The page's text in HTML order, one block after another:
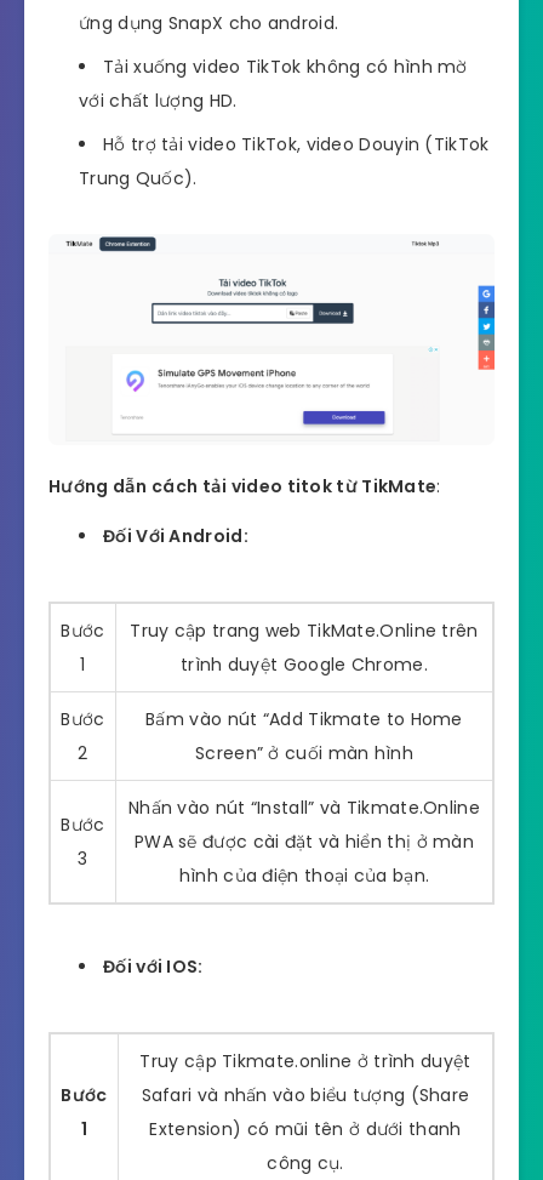
ứng dụng SnapX cho android.
Tải xuống video TikTok không có hình mờ
với chất lượng HD.
Hỗ trợ tải video TikTok, video Douyin (TikTok
Trung Quốc).
Hướng dẫn cách tải video titok từ TikMate:
Đối Với Android:
Bước
1
Truy cập trang web TikMate.Online trên
trình duyệt Google Chrome.
Bước
2
Bấm vào nút “Add Tikmate to Home
Screen” ở cuối màn hình
Bước
3
Nhấn vào nút “Install” và Tikmate.Online
PWA sẽ được cài đặt và hiển thị ở màn
hình của điện thoại của bạn.
Đối với IOS:
Bước
1
Truy cập Tikmate.online ở trình duyệt
Safari và nhấn vào biểu tượng (Share
Extension) có mũi tên ở dưới thanh
công cụ.